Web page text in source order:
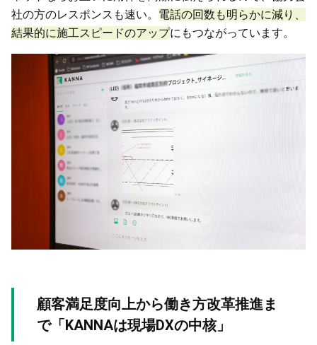
社の方のレスポンスも速い。 電話の回数も明らかに減り、
結果的に施工スピードのアップにもつながっています。
顧客満足度向上から働き方改革推進ま
で「KANNAは現場DXの中核」